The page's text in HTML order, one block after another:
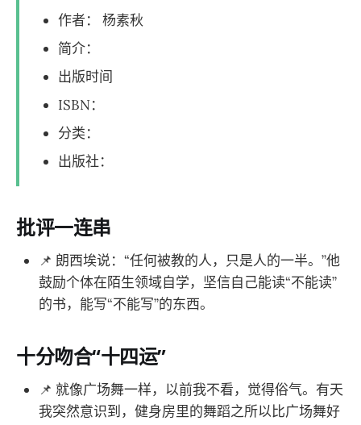
作者： 杨素秋
简介：
出版时间
ISBN：
分类：
出版社：
批评一连串
📌 朗西埃说：“任何被教的人，只是人的一半。”他
鼓励个体在陌生领域自学，坚信自己能读“不能读”
的书，能写“不能写”的东西。
十分吻合“十四运”
📌 就像广场舞一样，以前我不看，觉得俗气。有天
我突然意识到，健身房里的舞蹈之所以比广场舞好